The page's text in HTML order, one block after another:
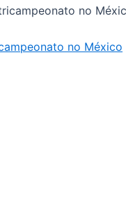
no México